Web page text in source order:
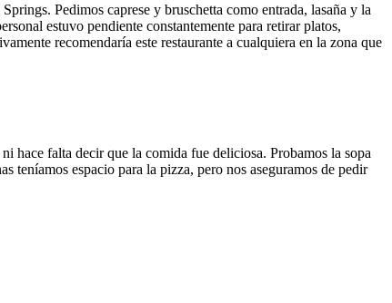
Pedimos caprese y bruschetta como entrada, lasaña y la
estuvo pendiente constantemente para retirar platos,
recomendaría este restaurante a cualquiera en la zona que
hace falta decir que la comida fue deliciosa. Probamos la sopa
teníamos espacio para la pizza, pero nos aseguramos de pedir